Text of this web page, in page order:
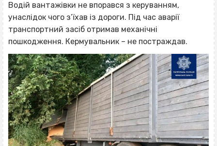
Водій вантажівки не впорався з керуванням,
унаслідок чого з’їхав із дороги. Під час аварії
транспортний засіб отримав механічні
пошкодження. Кермувальник – не постраждав.